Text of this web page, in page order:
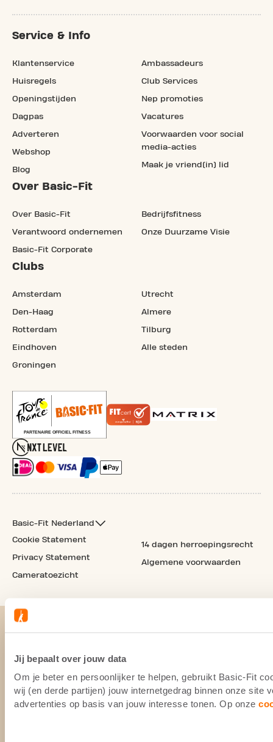
Jij bepaalt over jouw data
Om je beter en persoonlijker te helpen, gebruikt Basic-Fit
wij (en derde partijen) jouw internetgedrag binnen onze site
advertenties op basis van jouw interesse tonen. Op onze
Service & Info
Klantenservice
Huisregels
Openingstijden
Dagpas
Adverteren
Webshop
Blog
Ambassadeurs
Club Services
Nep promoties
Vacatures
Voorwaarden voor social
media-acties
Maak je vriend(in) lid
Over Basic-Fit
Over Basic-Fit
Verantwoord ondernemen
Basic-Fit Corporate
Bedrijfsfitness
Onze Duurzame Visie
Clubs
Amsterdam
Den-Haag
Rotterdam
Eindhoven
Groningen
Utrecht
Almere
Tilburg
Alle steden
Basic-Fit Nederland
Cookie Statement
Privacy Statement
Cameratoezicht
14 dagen herroepingsrecht
Algemene voorwaarden